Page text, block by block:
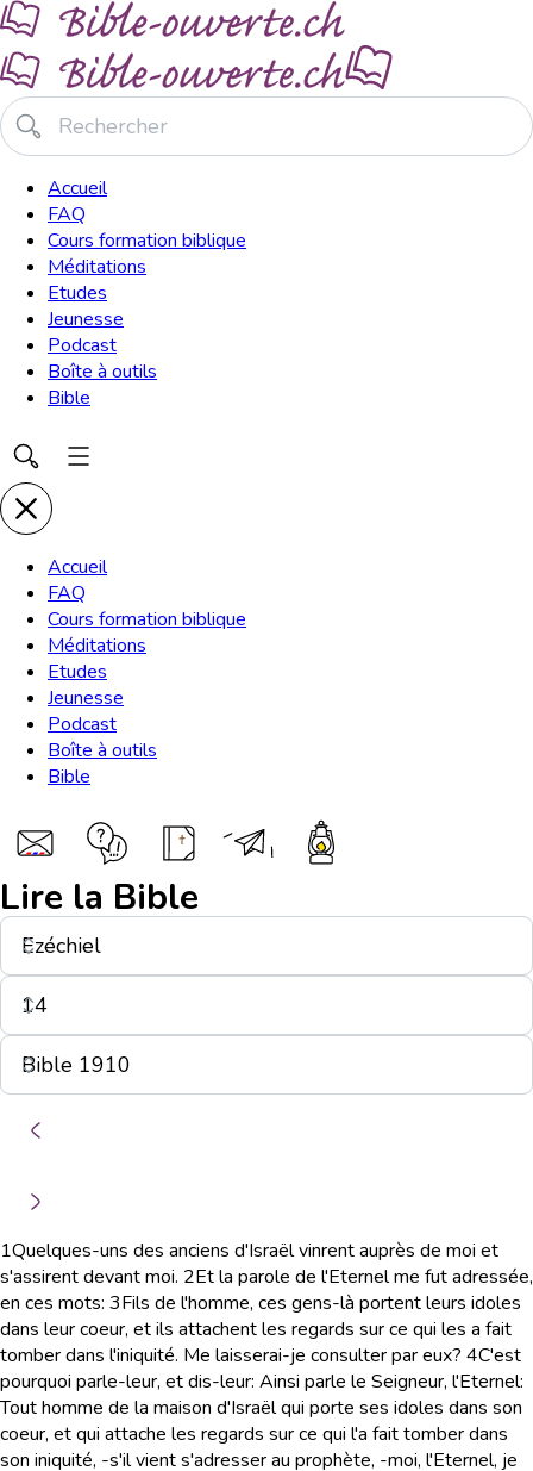
Accueil
FAQ
Cours formation biblique
Méditations
Etudes
Jeunesse
Podcast
Boîte à outils
Bible
Accueil
FAQ
Cours formation biblique
Méditations
Etudes
Jeunesse
Podcast
Boîte à outils
Bible
Lire la Bible
1Quelques-uns des anciens d'Israël vinrent auprès de moi et
s'assirent devant moi. 2Et la parole de l'Eternel me fut adressée,
en ces mots: 3Fils de l'homme, ces gens-là portent leurs idoles
dans leur coeur, et ils attachent les regards sur ce qui les a fait
tomber dans l'iniquité. Me laisserai-je consulter par eux? 4C'est
pourquoi parle-leur, et dis-leur: Ainsi parle le Seigneur, l'Eternel:
Tout homme de la maison d'Israël qui porte ses idoles dans son
coeur, et qui attache les regards sur ce qui l'a fait tomber dans
son iniquité, -s'il vient s'adresser au prophète, -moi, l'Eternel, je